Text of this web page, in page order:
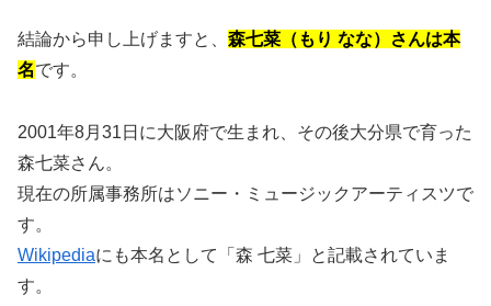
結論から申し上げますと、 森七菜（もり なな）さんは本
名です。
2001年8月31日に大阪府で生まれ、その後大分県で育った
森七菜さん。
現在の所属事務所はソニー・ミュージックアーティスツで
す。
Wikipediaにも本名として「森 七菜」と記載されていま
す。